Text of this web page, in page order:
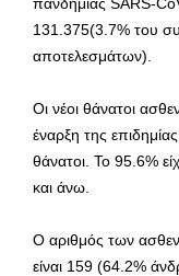
131.375(3.7% του
αποτελεσμάτων).
Οι νέοι θάνατοι
έναρξη της
θάνατοι. Το 95.6%
και άνω.
Ο αριθμός των
είναι 159 (64.2%